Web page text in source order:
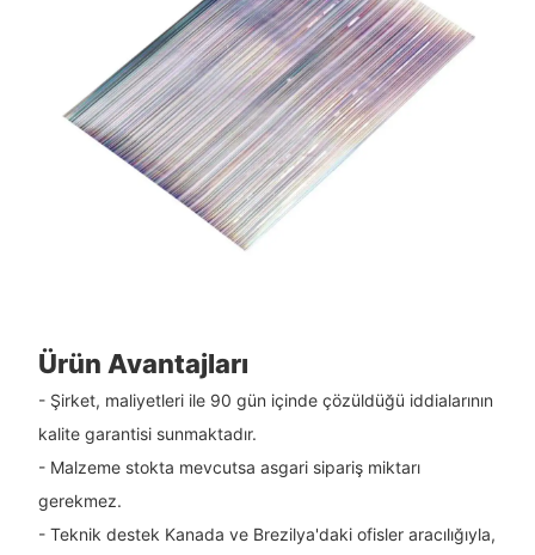
Ürün Avantajları
- Şirket, maliyetleri ile 90 gün içinde çözüldüğü iddialarının
kalite garantisi sunmaktadır.
- Malzeme stokta mevcutsa asgari sipariş miktarı
gerekmez.
- Teknik destek Kanada ve Brezilya'daki ofisler aracılığıyla,